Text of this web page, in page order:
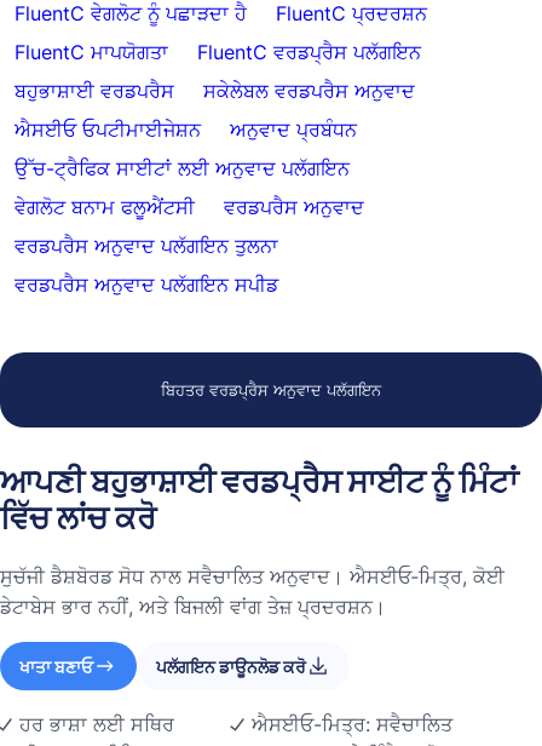
FluentC ਵੇਗਲੋਟ ਨੂੰ ਪਛਾੜਦਾ ਹੈ
FluentC ਪ੍ਰਦਰਸ਼ਨ
FluentC ਮਾਪਯੋਗਤਾ
FluentC ਵਰਡਪ੍ਰੈਸ ਪਲੱਗਇਨ
ਬਹੁਭਾਸ਼ਾਈ ਵਰਡਪਰੈਸ
ਸਕੇਲੇਬਲ ਵਰਡਪਰੈਸ ਅਨੁਵਾਦ
ਐਸਈਓ ਓਪਟੀਮਾਈਜੇਸ਼ਨ
ਅਨੁਵਾਦ ਪ੍ਰਬੰਧਨ
ਉੱਚ-ਟ੍ਰੈਫਿਕ ਸਾਈਟਾਂ ਲਈ ਅਨੁਵਾਦ ਪਲੱਗਇਨ
ਵੇਗਲੋਟ ਬਨਾਮ ਫਲੂਐਂਟਸੀ
ਵਰਡਪਰੈਸ ਅਨੁਵਾਦ
ਵਰਡਪਰੈਸ ਅਨੁਵਾਦ ਪਲੱਗਇਨ ਤੁਲਨਾ
ਵਰਡਪਰੈਸ ਅਨੁਵਾਦ ਪਲੱਗਇਨ ਸਪੀਡ
ਬਿਹਤਰ ਵਰਡਪ੍ਰੈਸ ਅਨੁਵਾਦ ਪਲੱਗਇਨ
ਆਪਣੀ ਬਹੁਭਾਸ਼ਾਈ ਵਰਡਪ੍ਰੈਸ ਸਾਈਟ ਨੂੰ ਮਿੰਟਾਂ
ਵਿੱਚ ਲਾਂਚ ਕਰੋ
ਸੁਚੱਜੀ ਡੈਸ਼ਬੋਰਡ ਸੋਧ ਨਾਲ ਸਵੈਚਾਲਿਤ ਅਨੁਵਾਦ। ਐਸਈਓ‑ਮਿਤ੍ਰ, ਕੋਈ
ਡੇਟਾਬੇਸ ਭਾਰ ਨਹੀਂ, ਅਤੇ ਬਿਜਲੀ ਵਾਂਗ ਤੇਜ਼ ਪ੍ਰਦਰਸ਼ਨ।
ਖਾਤਾ ਬਣਾਓ ਪਲੱਗਇਨ ਡਾਊਨਲੋਡ ਕਰੋ
ਹਰ ਭਾਸ਼ਾ ਲਈ ਸਥਿਰ
ਐਸਈਓ-ਮਿਤ੍ਰ: ਸਵੈਚਾਲਿਤ